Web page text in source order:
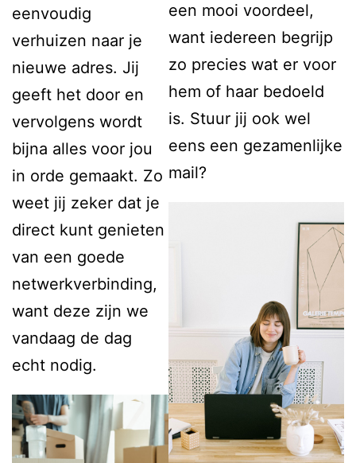
eenvoudig
verhuizen naar je
nieuwe adres. Jij
geeft het door en
vervolgens wordt
bijna alles voor jou
in orde gemaakt. Zo
weet jij zeker dat je
direct kunt genieten
van een goede
netwerkverbinding,
want deze zijn we
vandaag de dag
echt nodig.
een mooi voordeel,
want iedereen begrijp
zo precies wat er voor
hem of haar bedoeld
is. Stuur jij ook wel
eens een gezamenlijke
mail?